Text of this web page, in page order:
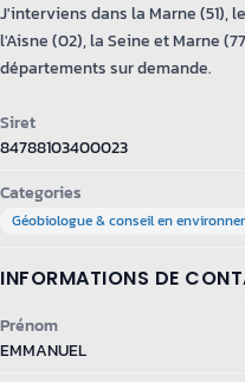
J'interviens dans la Marne (51),
l'Aisne (02), la Seine et Marne
départements sur demande.
Siret
84788103400023
Categories
Géobiologue & conseil en
INFORMATIONS DE
Prénom
EMMANUEL